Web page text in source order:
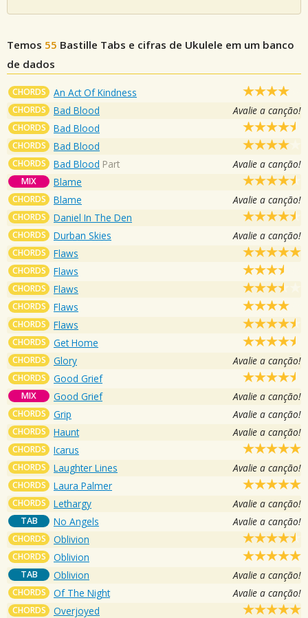
Temos 55 Bastille Tabs e cifras de Ukulele em um banco
de dados
CHORDS An Act Of Kindness
CHORDS Bad Blood Avalie a canção!
CHORDS Bad Blood
CHORDS Bad Blood
CHORDS Bad Blood Part Avalie a canção!
MIX Blame
CHORDS Blame Avalie a canção!
CHORDS Daniel In The Den
CHORDS Durban Skies Avalie a canção!
CHORDS Flaws
CHORDS Flaws
CHORDS Flaws
CHORDS Flaws
CHORDS Flaws
CHORDS Get Home
CHORDS Glory Avalie a canção!
CHORDS Good Grief
MIX Good Grief Avalie a canção!
CHORDS Grip Avalie a canção!
CHORDS Haunt Avalie a canção!
CHORDS Icarus
CHORDS Laughter Lines Avalie a canção!
CHORDS Laura Palmer
CHORDS Lethargy Avalie a canção!
TAB No Angels Avalie a canção!
CHORDS Oblivion
CHORDS Oblivion
TAB Oblivion Avalie a canção!
CHORDS Of The Night Avalie a canção!
CHORDS Overjoyed